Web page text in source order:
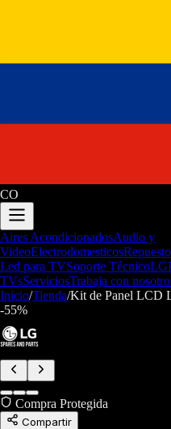
CO
Aires AcondicionadosAudio y
VideoElectrodomesticos
Led para TVSoporte Técnico
TVsServiciosTrabaja con
Inicio/Tienda/Kit de Panel LCD
-55%
Compra Protegida
Compartir